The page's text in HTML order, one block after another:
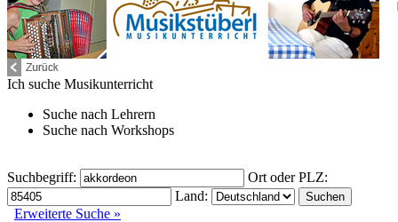
Ich suche Musikunterricht
Suche nach Lehrern
Suche nach Workshops
Suchbegriff:
Ort oder PLZ:
Land:
Erweiterte Suche »